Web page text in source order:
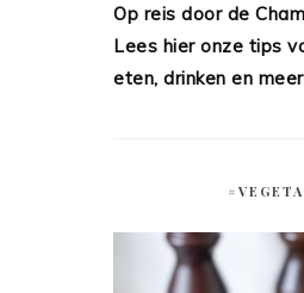
Op reis door de
Lees hier onze tips
eten, drinken en meer